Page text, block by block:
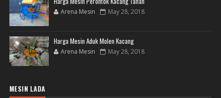
Arena Mesin May 28, 2018
Harga Mesin Aduk Molen Kacang
Arena Mesin May 28, 2018
MESIN LADA